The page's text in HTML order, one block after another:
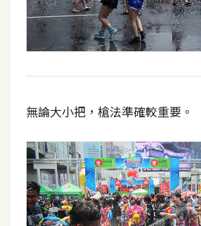
門
文
章
全
站
導
覽
合
無論大小把，槍法準確較重要。